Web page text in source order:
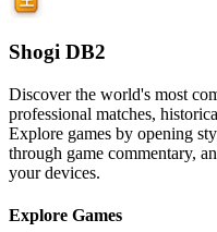
Shogi DB2
Discover the world's most
professional matches,
Explore games by opening
through game commentary,
your devices.
Explore Games